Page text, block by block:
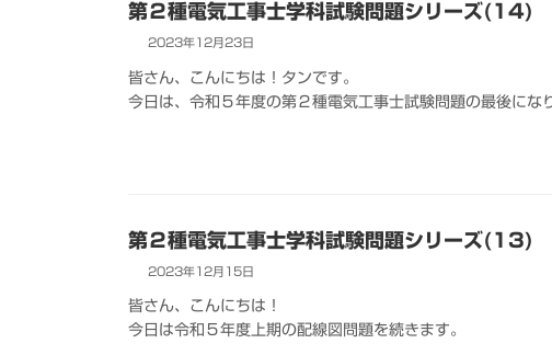
第２種電気工事士学科試験問題シリーズ(14)
2023年12月23日
皆さん、こんにちは！タンです。
今日は、令和５年度の第２種電気工事士試験問題の最後にな
第２種電気工事士学科試験問題シリーズ(13)
2023年12月15日
皆さん、こんにちは！
今日は令和５年度上期の配線図問題を続きます。